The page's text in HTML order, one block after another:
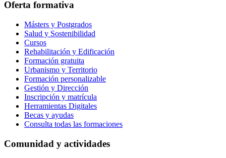
Oferta formativa
Másters y Postgrados
Salud y Sostenibilidad
Cursos
Rehabilitación y Edificación
Formación gratuita
Urbanismo y Territorio
Formación personalizable
Gestión y Dirección
Inscripción y matrícula
Herramientas Digitales
Becas y ayudas
Consulta todas las formaciones
Comunidad y actividades